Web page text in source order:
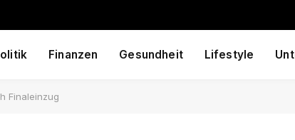
Finanzen Gesundheit Lifestyle
Finaleinzug